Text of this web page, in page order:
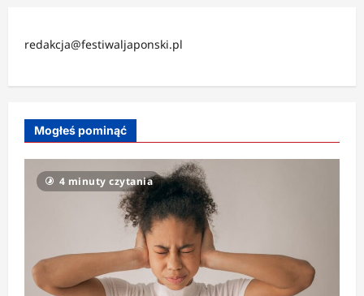
redakcja@festiwaljaponski.pl
Mogłeś pominąć
4 minuty czytania